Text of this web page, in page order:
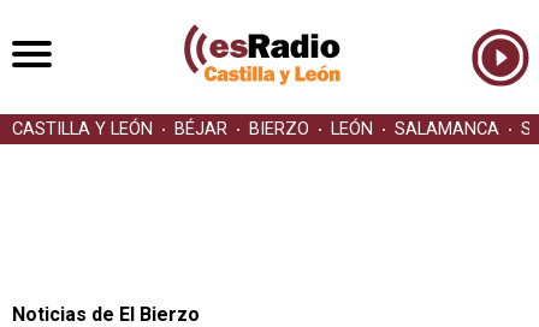
CASTILLA Y LEÓN BÉJAR BIERZO LEÓN SALAMANCA
Noticias de El Bierzo